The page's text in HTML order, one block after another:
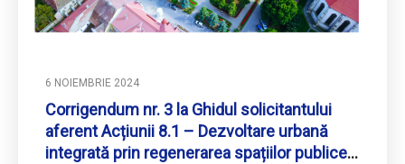
6 NOIEMBRIE 2024
Corrigendum nr. 3 la Ghidul solicitantului
aferent Acțiunii 8.1 – Dezvoltare urbană
integrată prin regenerarea spațiilor publice,